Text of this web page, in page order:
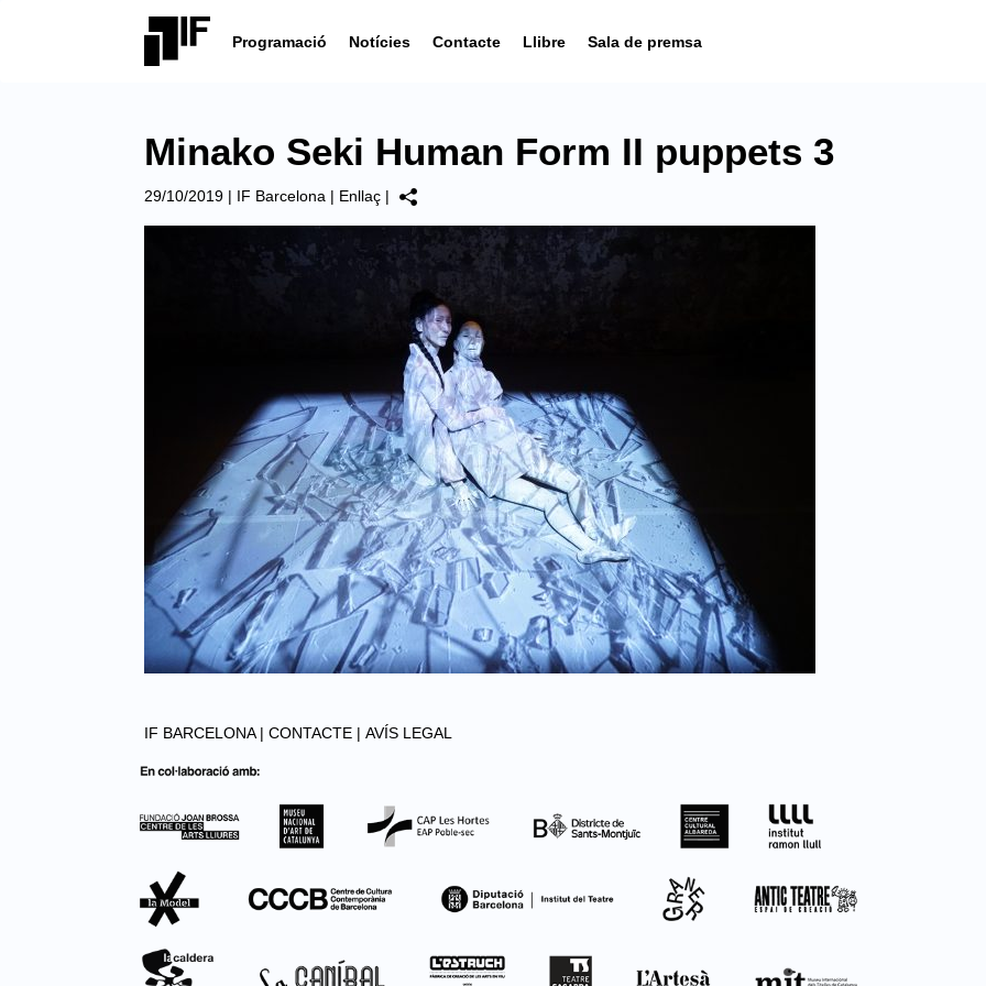
Programació Notícies Contacte Llibre Sala de premsa
Minako Seki Human Form II puppets 3
29/10/2019 | IF Barcelona | Enllaç |
IF BARCELONA | CONTACTE | AVÍS LEGAL